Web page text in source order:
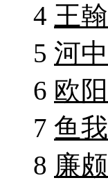
4 王
5 河
6 欧
7 鱼
8 廉